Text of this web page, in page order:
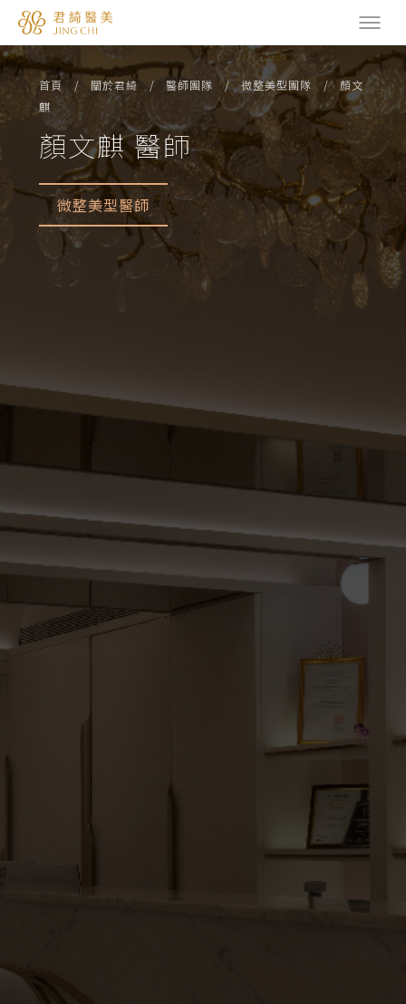
首頁 關於君綺 醫師團隊 微整美型團隊
顏文
麒
顏文麒 醫師
微整美型醫師